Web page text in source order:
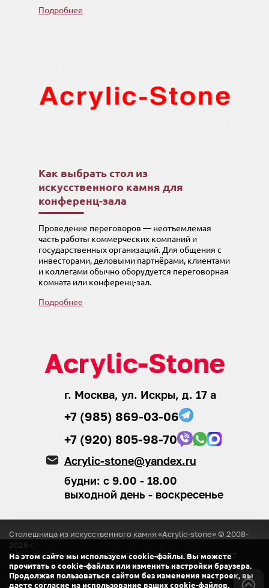
Подробнее
Как выбрать стол из
искусственного камня для
конференц-зала
Проведение переговоров — неотъемлемая
часть работы коммерческих компаний и
государственных организаций. Для общения с
инвесторами, деловыми партнёрами, клиентами
и коллегами обычно оборудуется переговорная
комната или конференц-зал.
Подробнее
г. Москва, ул. Искры, д. 17 а
+7 (985) 869-03-06
+7 (920) 805-98-70
Acrylic-stone@yandex.ru
будни: с 9.00 - 18.00
выходной день - воскресенье
Столешница из искусственного камня «Acrylic-stone» © 2008-
2026 г.
ООО «ЭлитКамень»ИНН 5751056920, ОГРН 1155749008117
® Копирование любых материалов с сайтабез согласия
владельцев запрещено.
На этом сайте мы используем cookie-файлы. Вы можете
прочитать о cookie-файлах или изменить настройки браузера.
Продолжая пользоваться сайтом без изменения настроек, вы
даете согласие на использование ваших cookie-файлов.